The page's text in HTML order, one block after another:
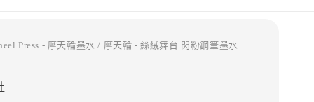
Press - 摩天輪墨水 / 摩天輪 - 絲絨舞台 閃粉鋼筆墨水